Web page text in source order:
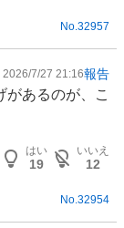
No.32957
2026/7/27 21:16報告
あるのが、こ
はい
19
いいえ
12
No. 32954